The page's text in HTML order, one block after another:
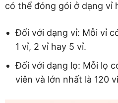
có thể đóng gói ở dạng vỉ
Đối với dạng vỉ: Mỗi vỉ
1 vỉ, 2 vỉ hay 5 vỉ.
Đối với dạng lọ: Mỗi lọ
viên và lớn nhất là 120